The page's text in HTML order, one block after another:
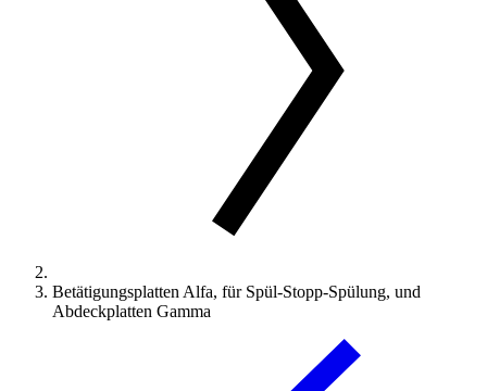
Betätigungsplatten Alfa, für Spül-Stopp-Spülung, und
Abdeckplatten Gamma